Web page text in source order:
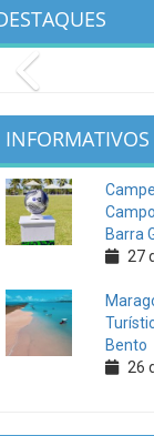
INFORMATIVOS
Barra
27
Bento
26